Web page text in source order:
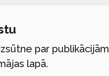
par publikācijām
lapā.